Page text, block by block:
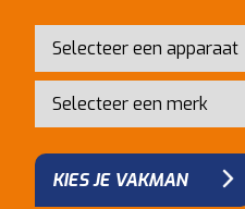
KIES JE VAKMAN